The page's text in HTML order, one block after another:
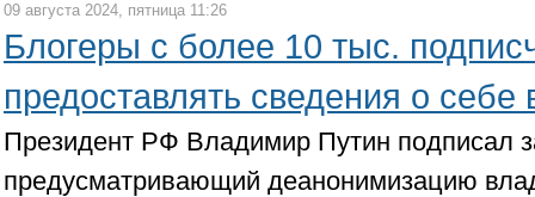
09 августа 2024, пятница 11:26
Блогеры с более 10 тыс.
предоставлять сведения о
Президент РФ Владимир Путин подписал
предусматривающий деанонимизацию